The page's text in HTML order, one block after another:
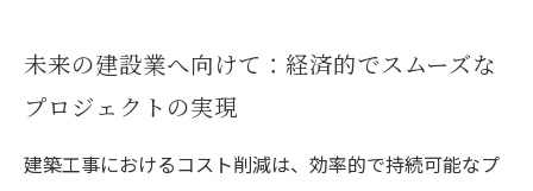
未来の建設業へ向けて：経済的でスムーズな
プロジェクトの実現
建築工事におけるコスト削減は、効率的で持続可能なプ